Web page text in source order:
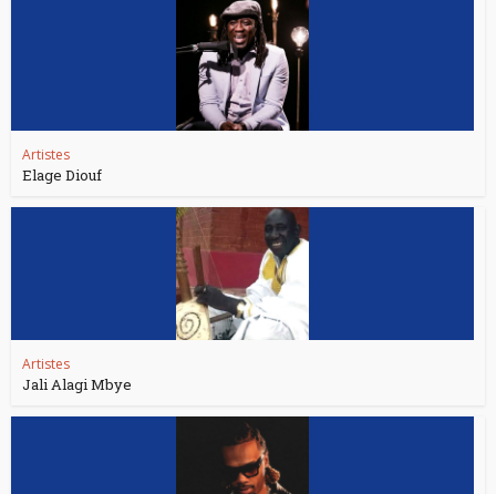
Artistes
Elage Diouf
Artistes
Jali Alagi Mbye